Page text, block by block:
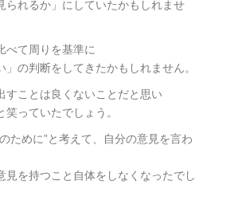
られるか」にしていたかもしれませ
べて周りを基準に
」の判断をしてきたかもしれません。
すことは良くないことだと思い
笑っていたでしょう。
ために”と考えて、自分の意見を言わ
見を持つこと自体をしなくなったでし